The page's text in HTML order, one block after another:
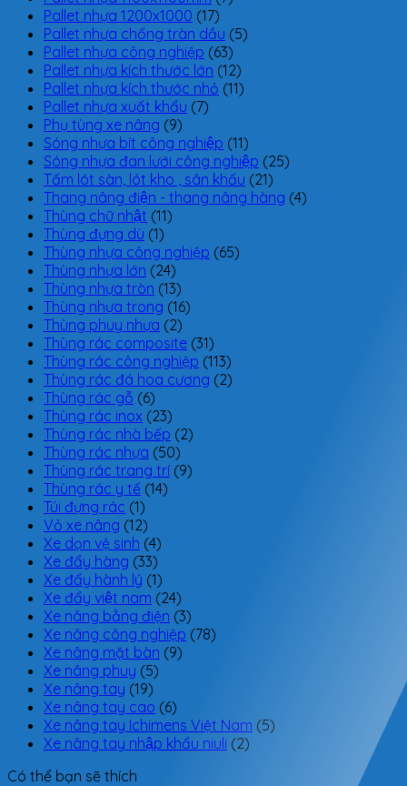
Pallet nhựa 1200x1000 (17)
Pallet nhựa chống tràn dầu (5)
Pallet nhựa công nghiệp (63)
Pallet nhựa kích thước lớn (12)
Pallet nhựa kích thước nhỏ (11)
Pallet nhựa xuất khẩu (7)
Phụ tùng xe nâng (9)
Sóng nhựa bít công nghiệp (11)
Sóng nhựa đan lưới công nghiệp (25)
Tấm lót sàn, lót kho , sân khấu (21)
Thang nâng điện - thang nâng hàng (4)
Thùng chữ nhật (11)
Thùng đựng dù (1)
Thùng nhựa công nghiệp (65)
Thùng nhựa lớn (24)
Thùng nhựa tròn (13)
Thùng nhựa trong (16)
Thùng phuy nhựa (2)
Thùng rác composite (31)
Thùng rác công nghiệp (113)
Thùng rác đá hoa cương (2)
Thùng rác gỗ (6)
Thùng rác inox (23)
Thùng rác nhà bếp (2)
Thùng rác nhựa (50)
Thùng rác trang trí (9)
Thùng rác y tế (14)
Túi đựng rác (1)
Vỏ xe nâng (12)
Xe dọn vệ sinh (4)
Xe đẩy hàng (33)
Xe đẩy hành lý (1)
Xe đẩy việt nam (24)
Xe nâng bằng điện (3)
Xe nâng công nghiệp (78)
Xe nâng mặt bàn (9)
Xe nâng phuy (5)
Xe nâng tay (19)
Xe nâng tay cao (6)
Xe nâng tay Ichimens Việt Nam (5)
Xe nâng tay nhập khẩu niuli (2)
Có thể bạn sẽ thích